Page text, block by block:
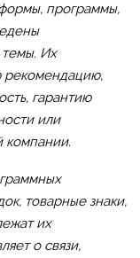
программы,
Их
рекомендацию,
гарантию
или
компании.
товарные знаки,
их
о связи,